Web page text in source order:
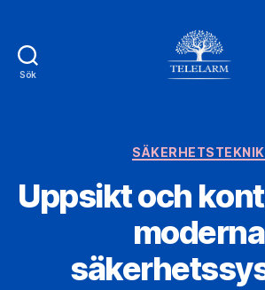
Sök
Kategorier
SÄKERHETSTEKNIK
Uppsikt och
moderna